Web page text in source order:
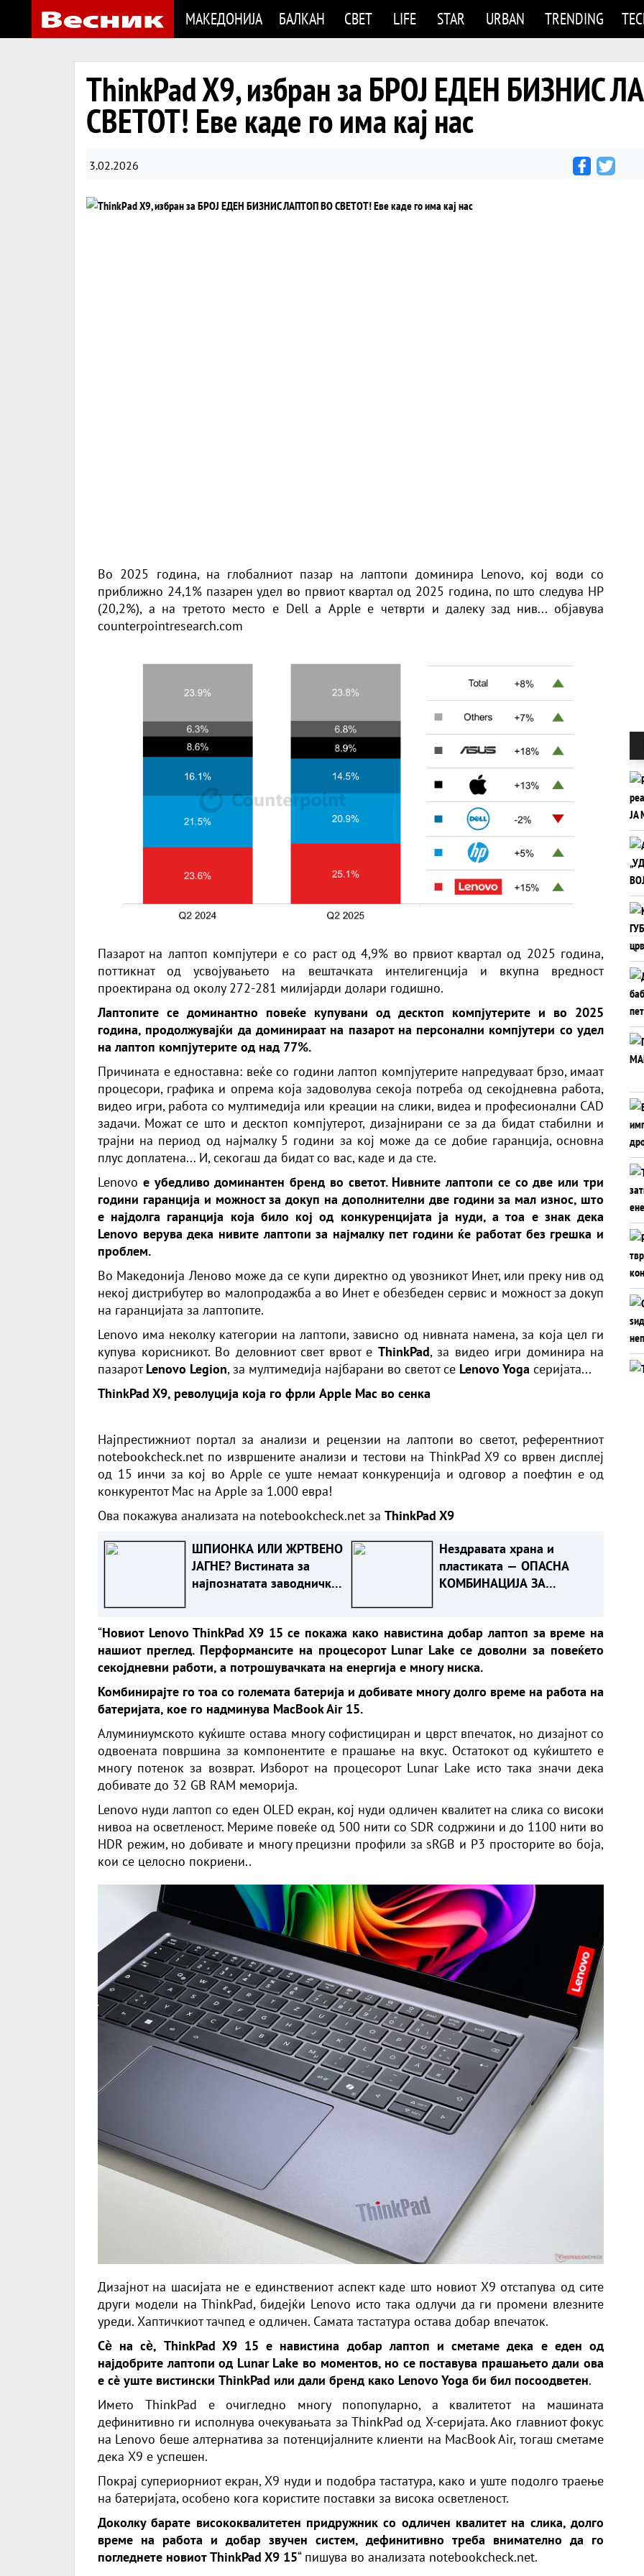
МАКЕДОНИЈА БАЛКАН СВЕТ LIFE STAR URBAN TRENDING
ThinkPad X9, избран за БРОЈ ЕДЕН БИЗНИС
СВЕТОТ! Еве каде го има кај нас
3.02.2026
Во 2025 година, на глобалниот пазар на лаптопи доминира Lenovo, кој води со
приближно 24,1% пазарен удел во првиот квартал од 2025 година, по што следува HP
(20,2%), а на третото место е Dell а Apple е четврти и далеку зад нив... објавува
counterpointresearch.com
Пазарот на лаптоп компјутери е со раст од 4,9% во првиот квартал од 2025 година,
поттикнат од усвојувањето на вештачката интелигенција и вкупна вредност
проектирана од околу 272-281 милијарди долари годишно.
Лаптопите се доминантно повеќе купувани од десктоп компјутерите и во 2025
година, продолжувајќи да доминираат на пазарот на персонални компјутери со удел
на лаптоп компјутерите од над 77%.
Причината е едноставна: веќе со години лаптоп компјутерите напредуваат брзо, имаат
процесори, графика и опрема која задоволува секоја потреба од секојдневна работа,
видео игри, работа со мултимедија или креации на слики, видеа и професионални CAD
задачи. Можат се што и десктоп компјутерот, дизајнирани се за да бидат стабилни и
трајни на период од најмалку 5 години за кој може да се добие гаранција, основна
плус доплатена... И, секогаш да бидат со вас, каде и да сте.
Lenovo е убедливо доминантен бренд во светот. Нивните лаптопи се со две или три
години гаранција и можност за докуп на дополнителни две години за мал износ, што
е најдолга гаранција која било кој од конкуренцијата ја нуди, а тоа е знак дека
Lenovo верува дека нивите лаптопи за најмалку пет години ќе работат без грешка и
проблем.
Во Македонија Леново може да се купи директно од увозникот Инет, или преку нив од
некој дистрибутер во малопродажба а во Инете обезбеден сервис и можност за докуп
на гаранцијата за лаптопите.
Lenovo има неколку категoрии на лаптопи, зависно од нивната намена, за која цел ги
купува корисникот. Во деловниот свет врвот е ThinkPad, за видео игри доминира на
пазаротLenovo Legion, за мултимедија најбарани во светот се Lenovo Yoga серијата...
ThinkPad X9, револуција која го фрли Apple Mac во сенка
Најпрестижниот портал за анализи и рецензии на лаптопи во светот, референтниот
notebookcheck.net по извршените анализи и тестови на ThinkPad X9 со врвен дисплеј
од 15 инчи за кој во Apple се уште немаат конкуренција и одговор а поефтин е од
конкурентот Mac на Apple за 1.000 евра!
Ова покажува анализата на notebookcheck.net за ThinkPad X9
ШПИОНКА ИЛИ ЖРТВЕНО
ЈАГНЕ? Вистината за
најпознатата заводничка
Нездравата храна и
пластиката — ОПАСНА
КОМБИНАЦИЈА ЗА
“Новиот Lenovo ThinkPad X9 15 се покажа како навистина добар лаптоп за време на
нашиот преглед. Перформансите на процесорот Lunar Lake се доволни за повеќето
секојдневни работи, а потрошувачката на енергија е многу ниска.
Комбинирајте го тоа со големата батерија и добивате многу долго време на работа на
батеријата, кое го надминува MacBook Air 15.
Алуминиумското куќиште остава многу софистициран и цврст впечаток, но дизајнот со
одвоената површина за компонентите е прашање на вкус. Остатокот од куќиштето е
многу потенок за возврат. Изборот на процесорот Lunar Lake исто така значи дека
добивате до 32 GB RAM меморија.
Lenovo нуди лаптоп со еден OLED екран, кој нуди одличен квалитет на слика со високи
нивоа на осветленост. Мериме повеќе од 500 нити со SDR содржини и до 1100 нити во
HDR режим, но добивате и многу прецизни профили за sRGB и P3 просторите во боја,
кои се целосно покриени..
Дизајнот на шасијата не е единствениот аспект каде што новиот X9 отстапува од сите
други модели на ThinkPad, бидејќи Lenovo исто така одлучи да ги промени влезните
уреди. Хаптичкиот тачпед е одличен. Самата тастатура остава добар впечаток.
Сѐ на сѐ, ThinkPad X9 15 е навистина добар лаптоп и сметаме дека е еден од
најдобрите лаптопи од Lunar Lake во моментов, но се поставува прашањето дали ова
е сè уште вистински ThinkPad или дали бренд како Lenovo Yoga би бил посоодветен.
Името ThinkPad е очигледно многу попопуларно, а квалитетот на машината
дефинитивно ги исполнува очекувањата за ThinkPad од X-серијата. Ако главниот фокус
на Lenovo беше алтернатива за потенцијалните клиенти на MacBook Air, тогаш сметаме
дека X9 е успешен.
Покрај супериорниот екран, X9 нуди и подобра тастатура, како и уште подолго траење
на батеријата, особено кога користите поставки за висока осветленост.
Доколку барате висококвалитетен придружник со одличен квалитет на слика, долго
време на работа и добар звучен систем, дефинитивно треба внимателно да го
погледнете новиот ThinkPad X9 15“ пишува во анализата notebookcheck.net.